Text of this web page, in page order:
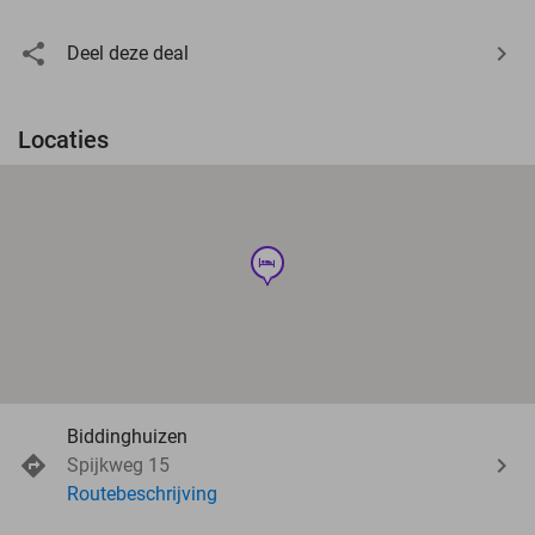
Deel deze deal
Locaties
hotel
Biddinghuizen
Spijkweg 15
Routebeschrijving